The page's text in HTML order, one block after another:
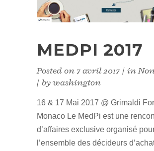
MEDPI 2017
Posted on 7 avril 2017 in
bywashington
16 & 17 Mai 2017 @ Grimaldi
Monaco Le MedPi est une
d’affaires exclusive organisé
l’ensemble des décideurs